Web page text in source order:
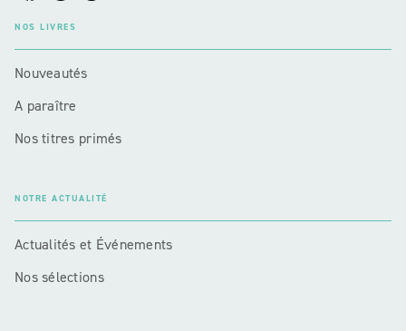
NOS LIVRES
Nouveautés
A paraître
Nos titres primés
NOTRE ACTUALITÉ
Actualités et Événements
Nos sélections